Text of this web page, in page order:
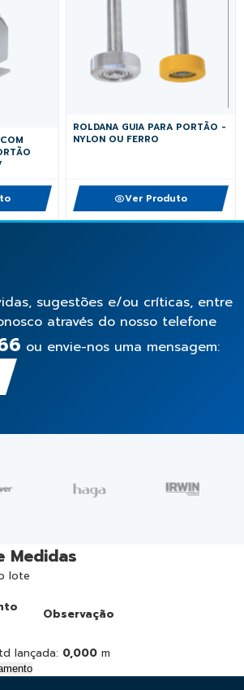
ROLDANA GUIA PARA PORTÃO -
NYLON OU FERRO
Ver Produto
sugestões e/ou críticas, entre
através do nosso telefone
ou envie-nos uma mensagem:
Medidas
lote
Observação
lançada: 0,000 m